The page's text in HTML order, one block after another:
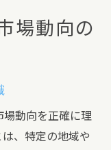
場動向の
場動向を正確に理
、特定の地域や